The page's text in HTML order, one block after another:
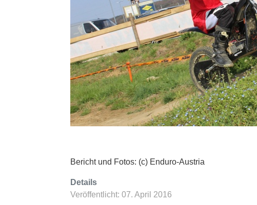
Bericht und Fotos: (c) Enduro-Austria
Details
Veröffentlicht: 07. April 2016